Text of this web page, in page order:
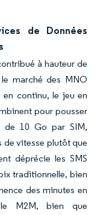
de Données
à hauteur de
marché des MNO
continu, le jeu en
pour pousser
de 10 Go par SIM,
de vitesse plutôt que
déprécie les SMS
traditionnelle, bien
des minutes en
M2M, bien que